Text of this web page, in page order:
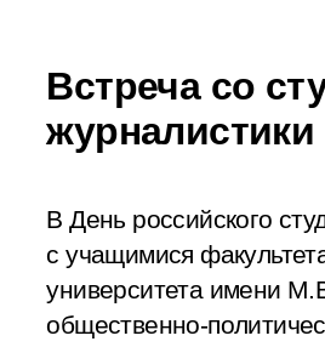
Встреча со
В День российского
с учащимися
университета имени
общественно-